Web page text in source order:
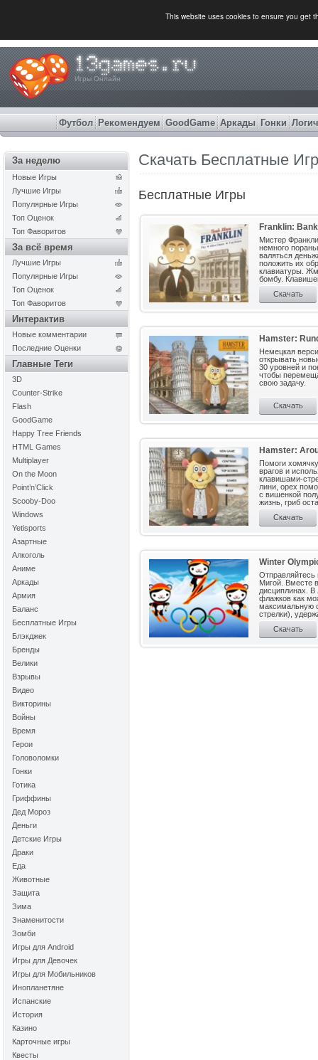
This website uses cookies to ensure you get
Игры Онлайн
Футбол Рекомендуем GoodGame Аркады Гонки
Скачать Бесплатные
Бесплатные Игры
Franklin:
Мистер
немного
валяться
положить их
клавиатуры.
бомбу.
Скачать
Hamster:
Немецкая
открывать
30 уровней и
чтобы
свою задачу.
Скачать
Hamster:
Помоги
врагов и
клавишами-
лини, орех
с вишенкой
жизнь, гриб
Скачать
Winter
Мигой. Вместе
дисциплинах. В
флажков как
максимальную
стрелки),
сноуборде вам
и камни.
Скачать
За неделю
Новые Игры
Лучшие Игры
Популярные Игры
Топ Оценок
Топ Фаворитов
За всё время
Лучшие Игры
Популярные Игры
Топ Оценок
Топ Фаворитов
Интерактив
Новые комментарии
Последние Оценки
Главные Теги
3D
Counter-Strike
Flash
GoodGame
Happy Tree Friends
HTML Games
Multiplayer
On the Moon
Point’n’Click
Scooby-Doo
Windows
Yetisports
Азартные
Алкоголь
Аниме
Аркады
Армия
Баланс
Бесплатные Игры
Блэкджек
Бренды
Велики
Взрывы
Видео
Викторины
Войны
Время
Герои
Головоломки
Гонки
Готика
Гриффины
Дед Мороз
Деньги
Детские Игры
Драки
Еда
Животные
Защита
Зима
Знаменитости
Зомби
Игры для Android
Игры для Девочек
Игры для Мобильников
Инопланетяне
Испанские
История
Казино
Карточные игры
Квесты